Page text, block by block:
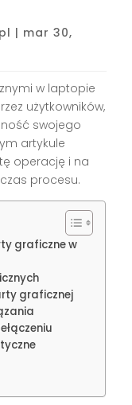
| mar 30,
w laptopie
użytkowników,
swojego
artykule
operację i na
procesu.
graficzne w
graficznej